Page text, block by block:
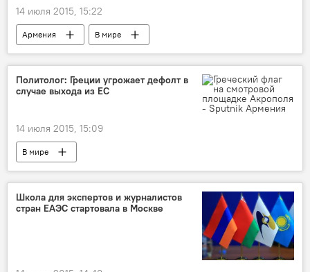
14 июля 2015, 15:22
Армения В мире
Политолог: Греции угрожает дефолт в
случае выхода из ЕС
14 июля 2015, 15:09
В мире
Школа для экспертов и журналистов
стран ЕАЭС стартовала в Москве